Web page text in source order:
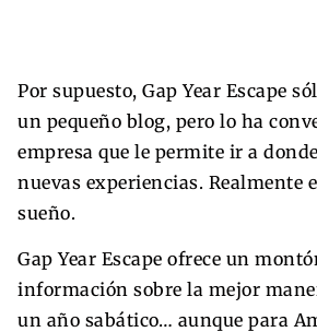
Por supuesto, Gap Year Escape
un pequeño blog, pero lo ha
empresa que le permite ir a
nuevas experiencias. Realmente
sueño.
Gap Year Escape ofrece un
información sobre la mejor
un año sabático… aunque para